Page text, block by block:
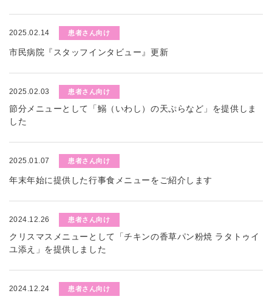
2025.02.14 患者さん向け
市民病院『スタッフインタビュー』更新
2025.02.03 患者さん向け
節分メニューとして「鰯（いわし）の天ぷらなど」を提供しま
した
2025.01.07 患者さん向け
年末年始に提供した行事食メニューをご紹介します
2024.12.26 患者さん向け
クリスマスメニューとして「チキンの香草パン粉焼 ラタトゥイ
ユ添え」を提供しました
2024.12.24 患者さん向け